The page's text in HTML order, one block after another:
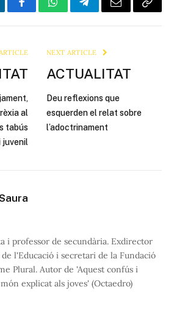
FacebookWhatsAppTelegramEmail Copy
al
tabús
juvenil
NEXT ARTICLE
ACTUALITAT
Deu reflexions que
esquerden el relat sobre
l’adoctrinament
i professor de secundària. Exdirector
l'Educació i secretari de la Fundació
Plural. Autor de 'Aquest confús i
explicat als joves' (Octaedro)